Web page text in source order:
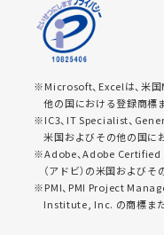
※Microsoft、Excelは、米
他の国における登録商標
※IC3、IT Specialist、
米国およびその他の国に
※Adobe、Adobe
（アドビ）の米国および
※PMI、PMI Project
Institute, Inc. の商標また